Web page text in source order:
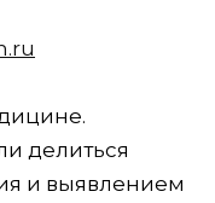
делиться
и выявлением